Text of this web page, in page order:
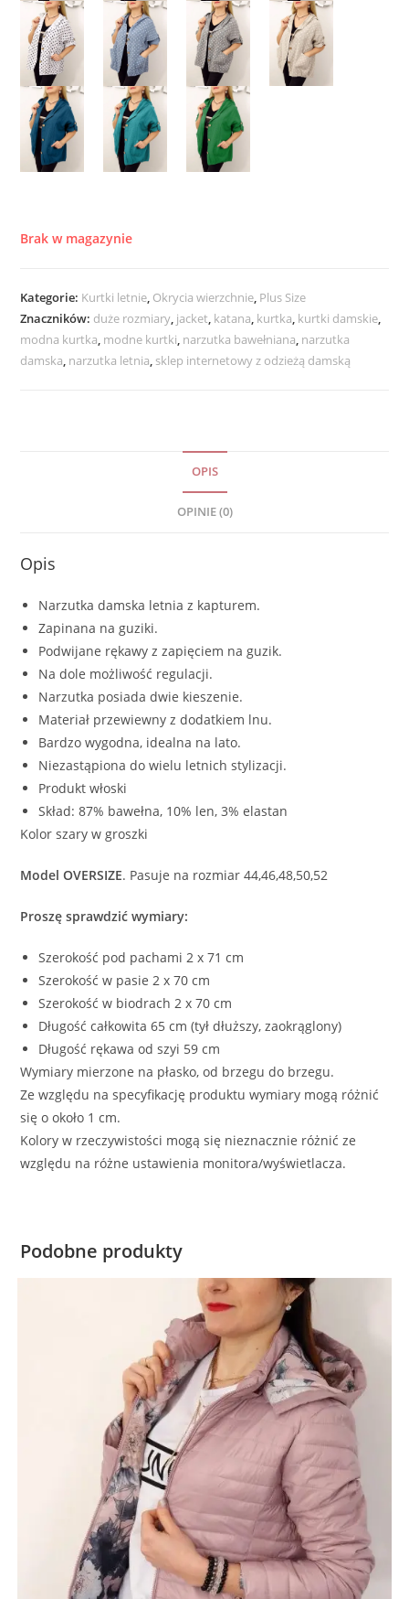
Brak w magazynie
Kategorie: Kurtki letnie, Okrycia wierzchnie, Plus Size
Znaczników: duże rozmiary, jacket, katana, kurtka, kurtki damskie,
modna kurtka, modne kurtki, narzutka bawełniana, narzutka
damska, narzutka letnia, sklep internetowy z odzieżą damską
OPIS
OPINIE (0)
Opis
Narzutka damska letnia z kapturem.
Zapinana na guziki.
Podwijane rękawy z zapięciem na guzik.
Na dole możliwość regulacji.
Narzutka posiada dwie kieszenie.
Materiał przewiewny z dodatkiem lnu.
Bardzo wygodna, idealna na lato.
Niezastąpiona do wielu letnich stylizacji.
Produkt włoski
Skład: 87% bawełna, 10% len, 3% elastan
Kolor szary w groszki
Model OVERSIZE. Pasuje na rozmiar 44,46,48,50,52
Proszę sprawdzić wymiary:
Szerokość pod pachami 2 x 71 cm
Szerokość w pasie 2 x 70 cm
Szerokość w biodrach 2 x 70 cm
Długość całkowita 65 cm (tył dłuższy, zaokrąglony)
Długość rękawa od szyi 59 cm
Wymiary mierzone na płasko, od brzegu do brzegu.
Ze względu na specyfikację produktu wymiary mogą różnić
się o około 1 cm.
Kolory w rzeczywistości mogą się nieznacznie różnić ze
względu na różne ustawienia monitora/wyświetlacza.
Podobne produkty